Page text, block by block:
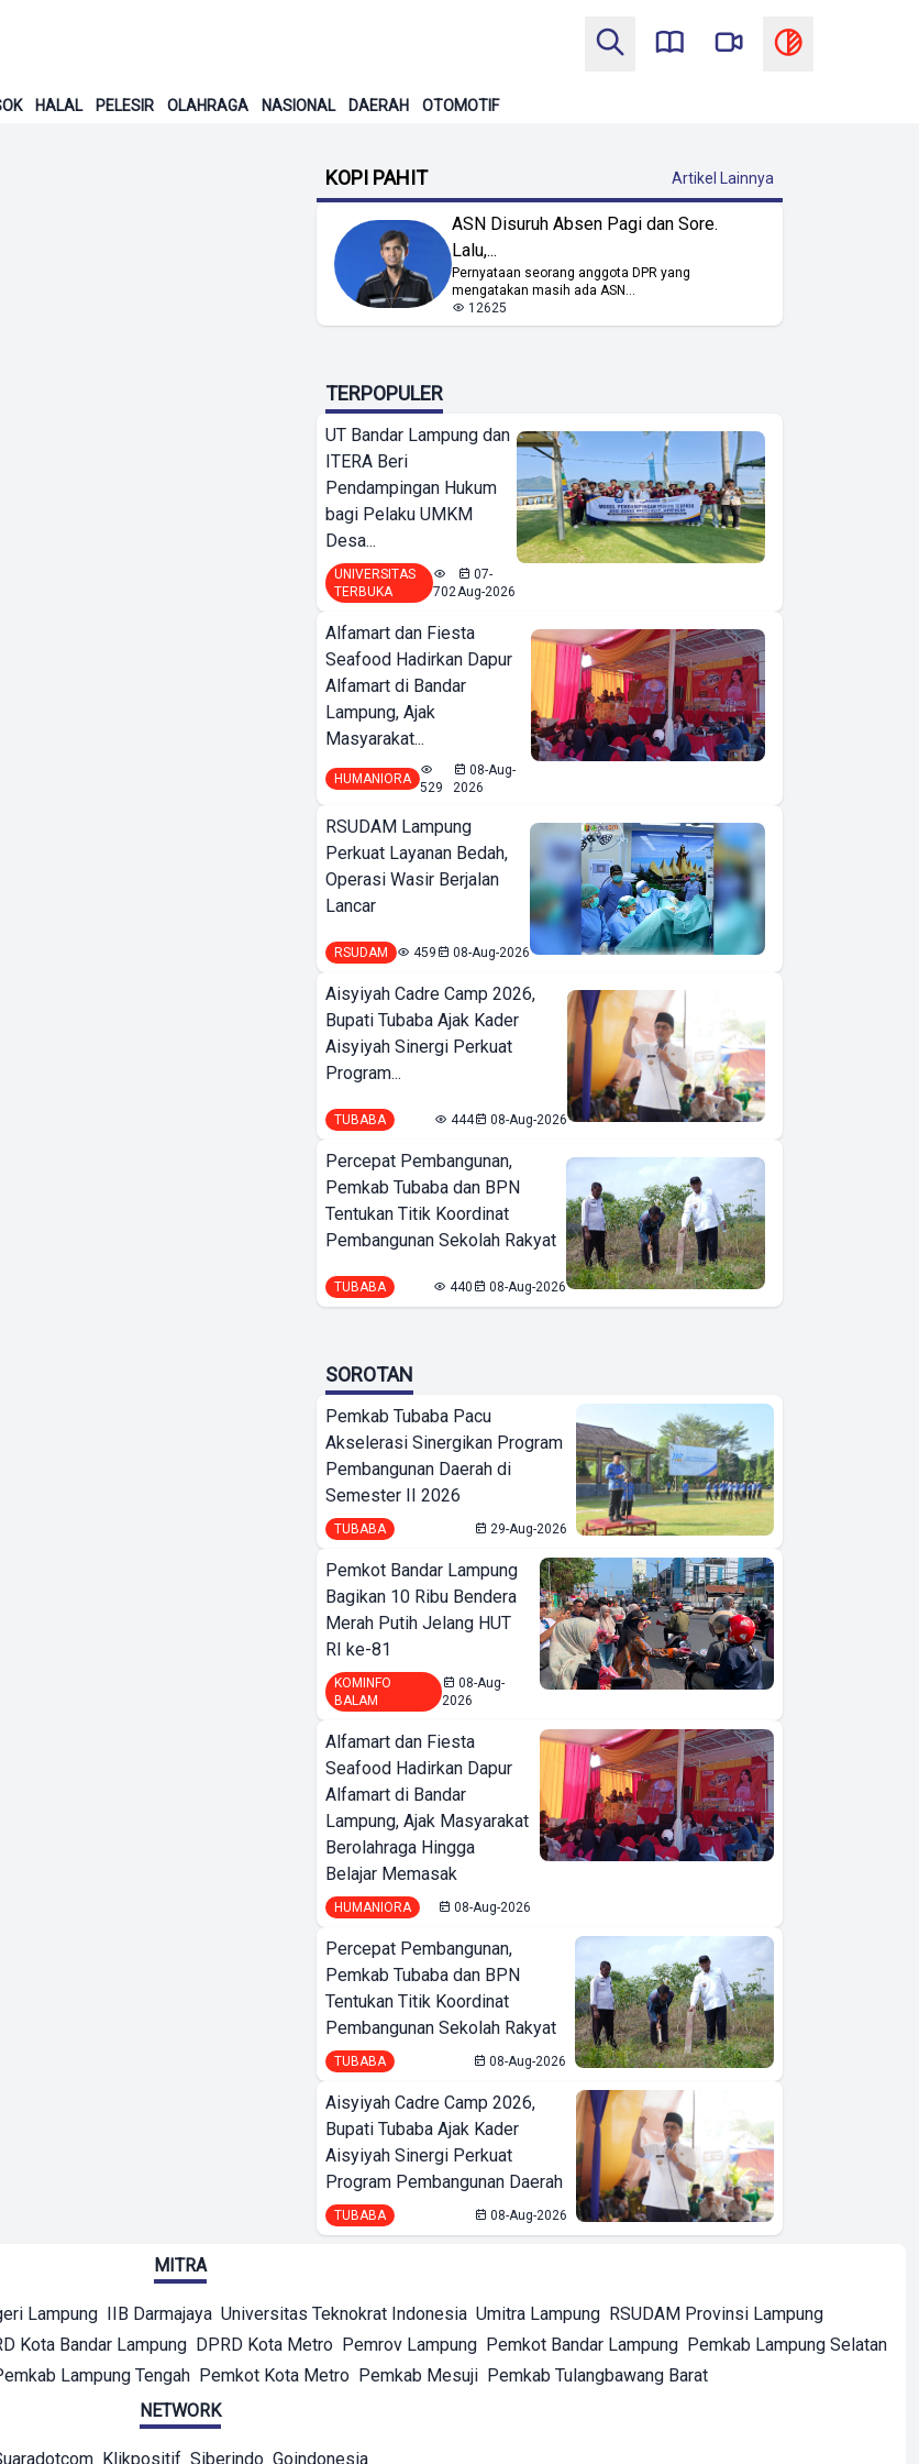
HALAL PELESIR OLAHRAGA NASIONAL DAERAH OTOMOTIF
KOPI PAHIT Artikel Lainnya
ASN Disuruh Absen Pagi dan Sore.
Lalu,...
Pernyataan seorang anggota DPR yang
mengatakan masih ada ASN...
12625
TERPOPULER
UT Bandar Lampung dan
ITERA Beri
Pendampingan Hukum
bagi Pelaku UMKM
Desa...
UNIVERSITAS
TERBUKA
702
07-
Aug-2026
Alfamart dan Fiesta
Seafood Hadirkan Dapur
Alfamart di Bandar
Lampung, Ajak
Masyarakat...
HUMANIORA
529
08-Aug-
2026
RSUDAM Lampung
Perkuat Layanan Bedah,
Operasi Wasir Berjalan
Lancar
RSUDAM 459 08-Aug-2026
Aisyiyah Cadre Camp 2026,
Bupati Tubaba Ajak Kader
Aisyiyah Sinergi Perkuat
Program...
TUBABA 444 08-Aug-2026
Percepat Pembangunan,
Pemkab Tubaba dan BPN
Tentukan Titik Koordinat
Pembangunan Sekolah Rakyat
TUBABA 440 08-Aug-2026
SOROTAN
Pemkab Tubaba Pacu
Akselerasi Sinergikan Program
Pembangunan Daerah di
Semester II 2026
TUBABA 29-Aug-2026
Pemkot Bandar Lampung
Bagikan 10 Ribu Bendera
Merah Putih Jelang HUT
RI ke-81
KOMINFO
BALAM
08-Aug-
2026
Alfamart dan Fiesta
Seafood Hadirkan Dapur
Alfamart di Bandar
Lampung, Ajak Masyarakat
Berolahraga Hingga
Belajar Memasak
HUMANIORA 08-Aug-2026
Percepat Pembangunan,
Pemkab Tubaba dan BPN
Tentukan Titik Koordinat
Pembangunan Sekolah Rakyat
TUBABA 08-Aug-2026
Aisyiyah Cadre Camp 2026,
Bupati Tubaba Ajak Kader
Aisyiyah Sinergi Perkuat
Program Pembangunan Daerah
TUBABA 08-Aug-2026
MITRA
Lampung IIB Darmajaya Universitas Teknokrat Indonesia Umitra Lampung RSUDAM Provinsi Lampung
Kota Bandar Lampung DPRD Kota Metro Pemrov Lampung Pemkot Bandar Lampung Pemkab Lampung Selatan
Lampung Tengah Pemkot Kota Metro Pemkab Mesuji Pemkab Tulangbawang Barat
NETWORK
Klikpositif Siberindo Goindonesia